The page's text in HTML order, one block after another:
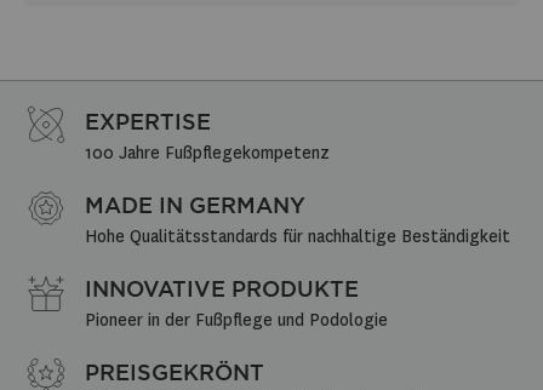
EXPERTISE
100 Jahre Fußpflegekompetenz
MADE IN GERMANY
Hohe Qualitätsstandards für nachhaltige Beständigkeit
INNOVATIVE PRODUKTE
Pioneer in der Fußpflege und Podologie
PREISGEKRÖNT